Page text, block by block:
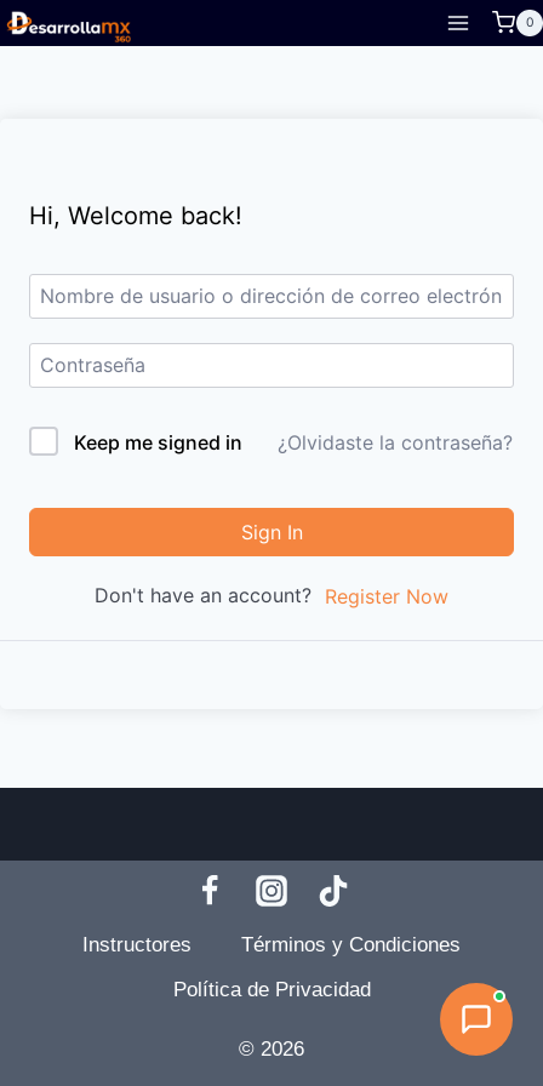
Skip
to
0
Hi, Welcome back!
Keep me signed in ¿Olvidaste la contraseña?
Sign In
Don't have an account? Register Now
Instructores
Términos y Condiciones
Política de Privacidad
© 2026